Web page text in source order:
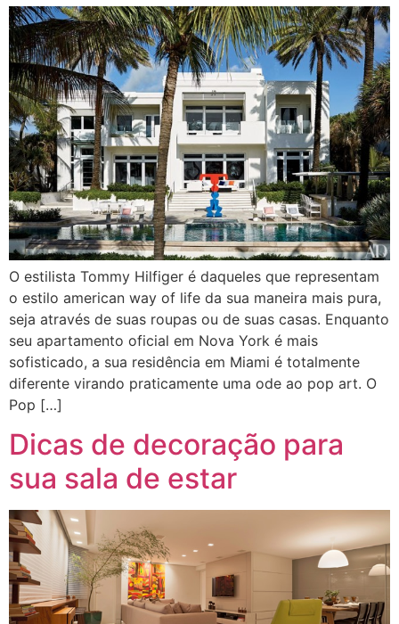
O estilista Tommy Hilfiger é daqueles que representam
o estilo american way of life da sua maneira mais pura,
seja através de suas roupas ou de suas casas. Enquanto
seu apartamento oficial em Nova York é mais
sofisticado, a sua residência em Miami é totalmente
diferente virando praticamente uma ode ao pop art. O
Pop […]
Dicas de decoração para
sua sala de estar